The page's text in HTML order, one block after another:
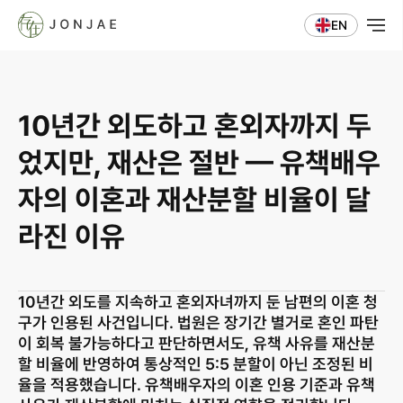
EN
10년간 외도하고 혼외자까지 두
었지만, 재산은 절반 — 유책배우
자의 이혼과 재산분할 비율이 달
라진 이유
10년간 외도를 지속하고 혼외자녀까지 둔 남편의 이혼 청
구가 인용된 사건입니다. 법원은 장기간 별거로 혼인 파탄
이 회복 불가능하다고 판단하면서도, 유책 사유를 재산분
할 비율에 반영하여 통상적인 5:5 분할이 아닌 조정된 비
율을 적용했습니다. 유책배우자의 이혼 인용 기준과 유책